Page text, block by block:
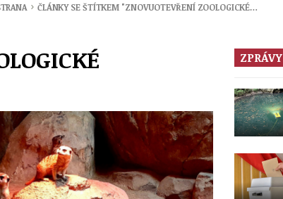
› ČLÁNKY SE ŠTÍTKEM "ZNOVUOTEVŘENÍ ZOOLOGICKÉ…
ZPRÁVY